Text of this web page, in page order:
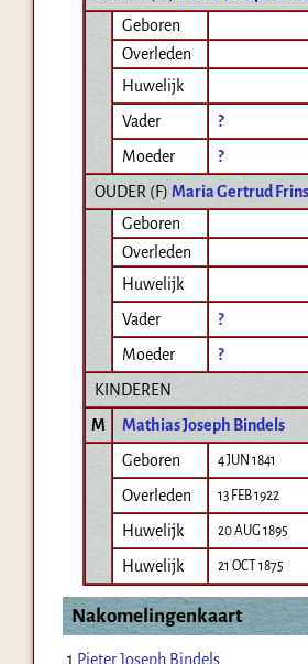
Geboren
Overleden
Huwelijk
Vader
?
Moeder
?
OUDER (F) Maria Gertrud Frins
Geboren
Overleden
Huwelijk
Vader
?
Moeder
?
KINDEREN
M
Mathias Joseph Bindels
Geboren
4 JUN 1841
Overleden
13 FEB 1922
Huwelijk
20 AUG 1895
Huwelijk
21 OCT 1875
Nakomelingenkaart
1 Pieter Joseph Bindels